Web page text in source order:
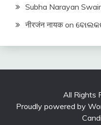
Subha Narayan
नीरजंन नायक on
All Rights
Proudly powered by